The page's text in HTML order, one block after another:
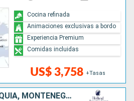
US$ 3,758 +Tasas
Cocina refinada
Animaciones exclusivas a bordo
Experiencia Premium
Comidas incluidas
MALTA, GRECIA, TURQUÍA, MONTENEGRO, ITALIA, FRANCIA, ESPAÑA